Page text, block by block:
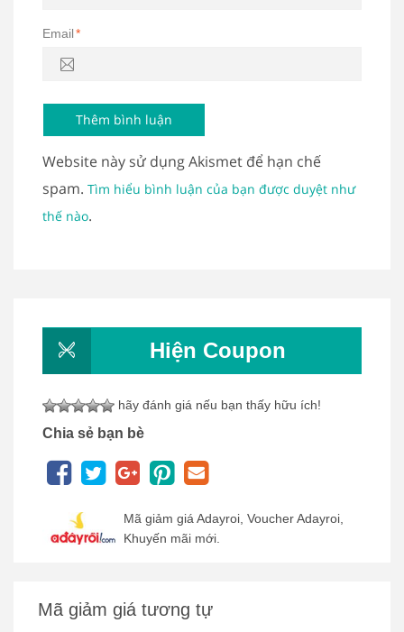
Email*
Website này sử dụng Akismet để hạn chế
spam. Tìm hiểu bình luận của bạn được duyệt như
thế nào.
Hiện Coupon
hãy đánh giá nếu bạn thấy hữu ích!
Chia sẻ bạn bè
Mã giảm giá Adayroi, Voucher Adayroi,
Khuyến mãi mới.
Mã giảm giá tương tự